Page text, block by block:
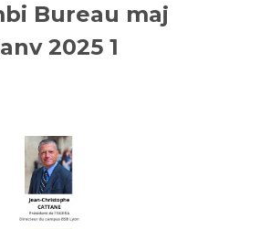
Bureau maj
2025 1